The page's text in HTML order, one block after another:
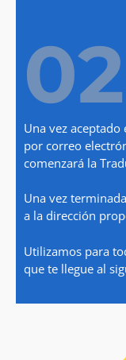
Una vez
por correo
comenzará la
Una vez
a la dirección
Utilizamos para
que te llegue al